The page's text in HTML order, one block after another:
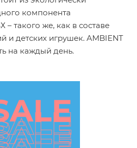
компонента
такого же, как в составе
и детских игрушек. AMBIENT
на каждый день.